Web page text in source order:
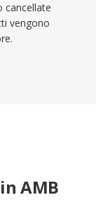
cancellate
vengono
AMB